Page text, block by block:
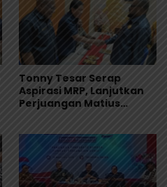
Tonny Tesar Serap
Aspirasi MRP, Lanjutkan
Perjuangan Matius
Masyarakat Adat